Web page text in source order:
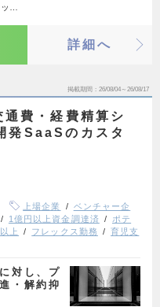
…
詳細へ
掲載期間 26/08/04～26/08/17
費・経費精算シ
発SaaSのカスタ
上場企業
ベンチャー企
1億円以上資金調達済
ポテ
上 フレックス勤務
育児支
対し、プ
・解約抑